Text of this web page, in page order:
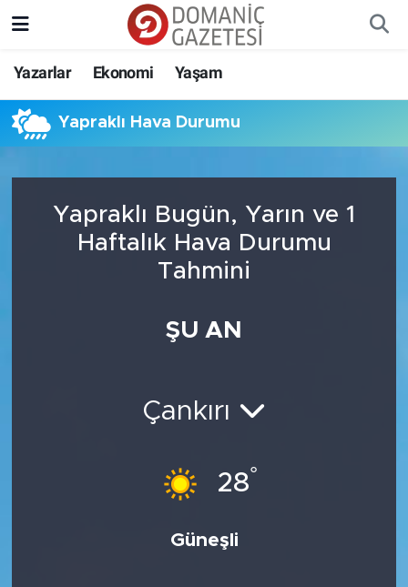
Yazarlar Ekonomi Yaşam
Yapraklı Hava Durumu
Yapraklı Bugün, Yarın ve 1
Haftalık Hava Durumu
Tahmini
ŞU AN
Çankırı
28°
Güneşli